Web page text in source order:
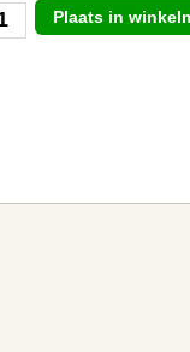
Plaats in